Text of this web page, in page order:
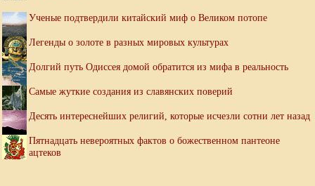
Ученые подтвердили китайский миф о Великом потопе
Легенды о золоте в разных мировых культурах
Долгий путь Одиссея домой обратится из мифа в реальность
Самые жуткие создания из славянских поверий
Десять интереснейших религий, которые исчезли сотни лет назад
Пятнадцать невероятных фактов о божественном пантеоне
ацтеков